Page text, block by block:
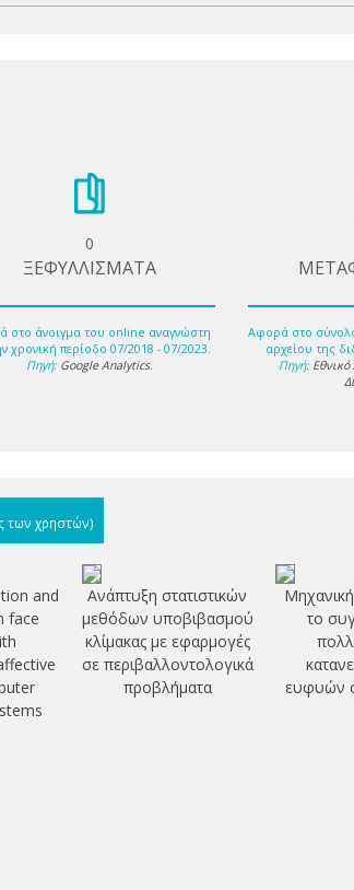
0
ΞΕΦΥΛΛΙΣΜΑΤΑ
στο άνοιγμα του online αναγνώστη
χρονική περίοδο 07/2018 - 07/2023.
Πηγή: Google Analytics.
Αφορά στο
αρχείου της
Πηγή: Εθνικό
των χρηστών)
and
face
Ανάπτυξη στατιστικών
μεθόδων υποβιβασμού
κλίμακας με εφαρμογές
σε περιβαλλοντολογικά
προβλήματα
το
ευφυών